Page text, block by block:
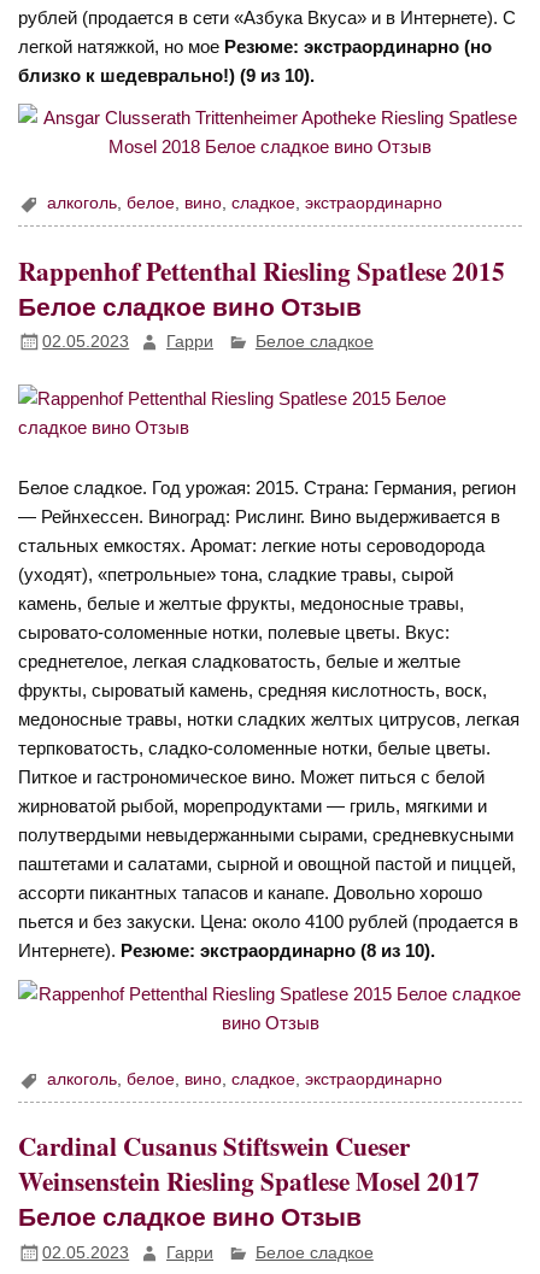
рублей (продается в сети «Азбука Вкуса» и в Интернете). С
легкой натяжкой, но мое Резюме: экстраординарно (но
близко к шедеврально!) (9 из 10).
алкоголь,белое, вино,сладкое,экстраординарно
Rappenhof Pettenthal Riesling Spatlese 2015
Белое сладкое вино Отзыв
02.05.2023 Гарри Белое сладкое
Белое сладкое. Год урожая: 2015. Страна: Германия, регион
— Рейнхессен. Виноград: Рислинг. Вино выдерживается в
стальных емкостях. Аромат: легкие ноты сероводорода
(уходят), «петрольные» тона, сладкие травы, сырой
камень, белые и желтые фрукты, медоносные травы,
сыровато-соломенные нотки, полевые цветы. Вкус:
среднетелое, легкая сладковатость, белые и желтые
фрукты, сыроватый камень, средняя кислотность, воск,
медоносные травы, нотки сладких желтых цитрусов, легкая
терпковатость, сладко-соломенные нотки, белые цветы.
Питкое и гастрономическое вино. Может питься с белой
жирноватой рыбой, морепродуктами — гриль, мягкими и
полутвердыми невыдержанными сырами, средневкусными
паштетами и салатами, сырной и овощной пастой и пиццей,
ассорти пикантных тапасов и канапе. Довольно хорошо
пьется и без закуски. Цена: около 4100 рублей (продается в
Интернете). Резюме: экстраординарно (8 из 10).
алкоголь ,белое вино ,сладкое ,экстраординарно
Cardinal Cusanus Stiftswein Cueser
Weinsenstein Riesling Spatlese Mosel 2017
Белое сладкое вино Отзыв
02.05.2023 Гарри Белое сладкое